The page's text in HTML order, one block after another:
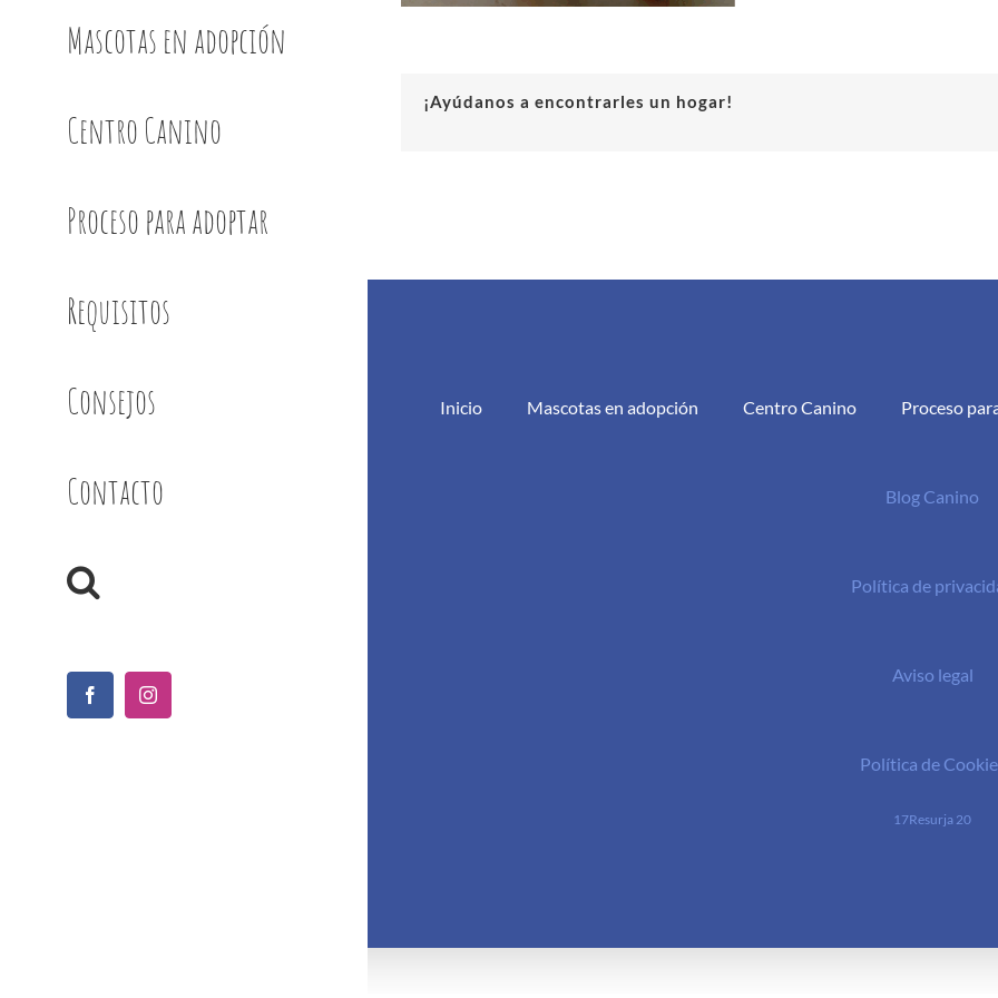
Mascotas en adopción
Centro Canino
Proceso para adoptar
Requisitos
Consejos
Contacto
FacebookInstagram
¡Ayúdanos a encontrarles un hogar!
Inicio Mascotas en adopción Centro Canino Proceso
Blog Canino
Política de
Aviso legal
Política de
17Resurja 20